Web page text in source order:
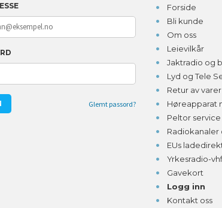
Glemt passord?
Forside
Bli kunde
Om oss
Leievilkår
Jaktradio og
Lyd og Tele
Retur av varer
Høreapparat
Peltor service
Radiokanaler
EUs
Yrkesradio-
Gavekort
Logg inn
Kontakt oss